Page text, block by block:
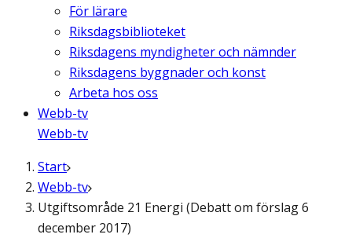
För lärare
Riksdagsbiblioteket
Riksdagens myndigheter och nämnder
Riksdagens byggnader och konst
Arbeta hos oss
Webb-tv
Webb-tv
Start
Webb-tv
Utgiftsområde 21 Energi (Debatt om förslag 6
december 2017)